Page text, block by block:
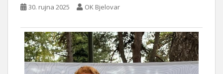
30. rujna 2025 OK Bjelovar